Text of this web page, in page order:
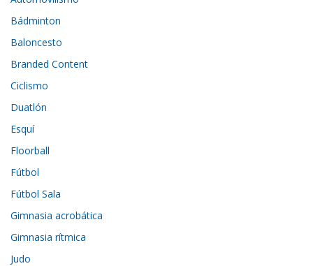
Bádminton
Baloncesto
Branded Content
Ciclismo
Duatlón
Esquí
Floorball
Fútbol
Fútbol Sala
Gimnasia acrobática
Gimnasia rítmica
Judo